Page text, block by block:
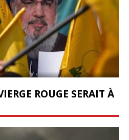
ROUGE SERAIT À